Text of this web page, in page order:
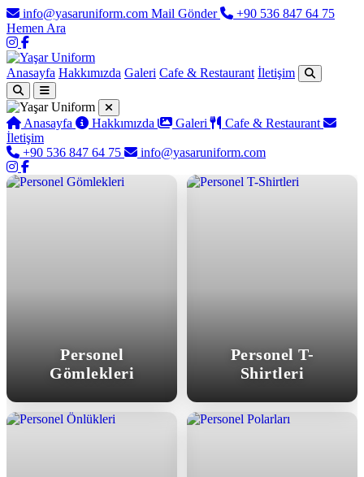
info@yasaruniform.com Mail Gönder
+90 536 847 64 75
Hemen Ara
Anasayfa Hakkımızda Galeri Cafe & Restaurant İletişim
Anasayfa Hakkımızda Galeri
Cafe & Restaurant
İletişim
+90 536 847 64 75
info@yasaruniform.com
Yaşar Uniform - Profesyonel İş
Personel
Gömlekleri
Personel T-
Shirtleri